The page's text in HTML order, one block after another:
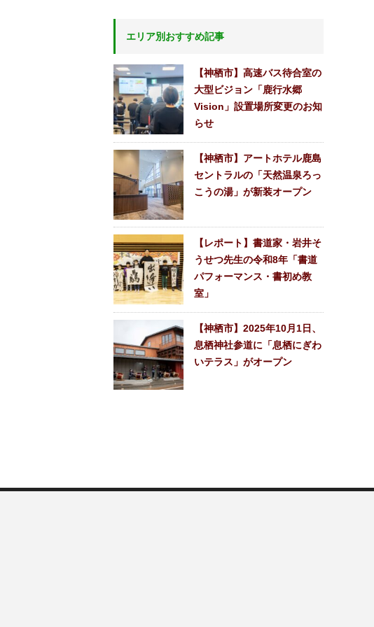
エリア別おすすめ記事
【神栖市】高速バス待合室の
大型ビジョン「鹿行水郷
Vision」設置場所変更のお知
らせ
【神栖市】アートホテル鹿島
セントラルの「天然温泉ろっ
こうの湯」が新装オープン
【レポート】書道家・岩井そ
うせつ先生の令和8年「書道
パフォーマンス・書初め教
室」
【神栖市】2025年10月1日、
息栖神社参道に「息栖にぎわ
いテラス」がオープン